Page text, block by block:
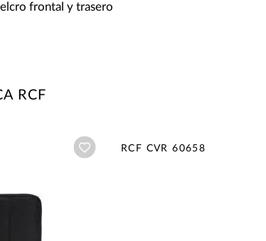
frontal y trasero
RCF
Añadir a wishlist
RCF CVR 60658